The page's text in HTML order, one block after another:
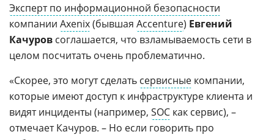
Эксперт по информационной безопасности
компании Axenix(бывшая Accenture) Евгений
Качуров соглашается, что взламываемость сети в
целом посчитать очень проблематично.
«Скорее, это могут сделать сервисные компании,
которые имеют доступ к инфраструктуре клиента и
видят инциденты (например, SOC как сервис), –
отмечает Качуров. – Но если говорить про